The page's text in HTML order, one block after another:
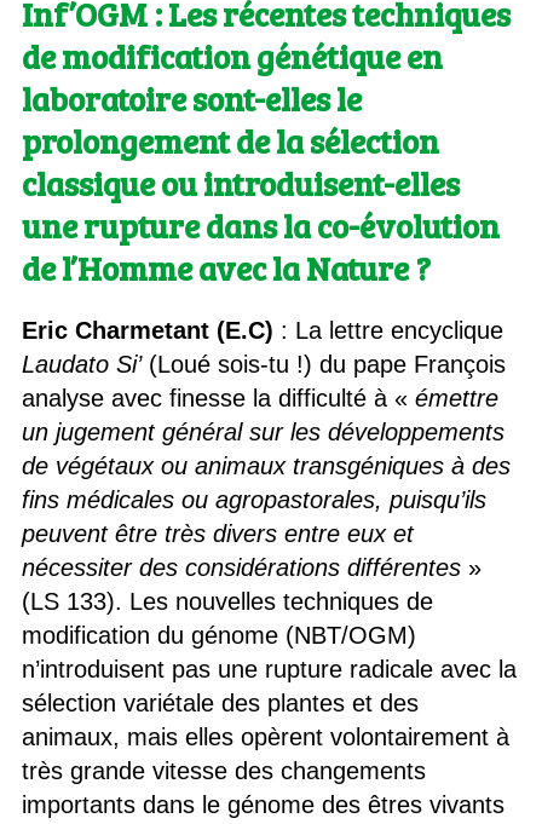
Inf’OGM : Les récentes techniques
de modification génétique en
laboratoire sont-elles le
prolongement de la sélection
classique ou introduisent-elles
une rupture dans la co-évolution
de l’Homme avec la Nature ?
Eric Charmetant (E.C) : La lettre encyclique
Laudato Si’(Loué sois-tu !) du pape François
analyse avec finesse la difficulté à « émettre
un jugement général sur les développements
de végétaux ou animaux transgéniques à des
fins médicales ou agropastorales, puisqu’ils
peuvent être très divers entre eux et
nécessiter des considérations différentes»
(LS 133). Les nouvelles techniques de
modification du génome (NBT/OGM)
n’introduisent pas une rupture radicale avec la
sélection variétale des plantes et des
animaux, mais elles opèrent volontairement à
très grande vitesse des changements
importants dans le génome des êtres vivants